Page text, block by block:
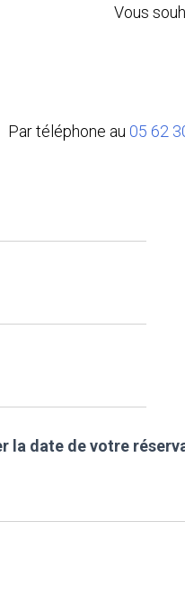
Vous
Par téléphone au 05 62
la date de votre